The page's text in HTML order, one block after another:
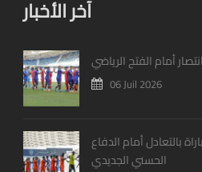
آخر الأخبار
أمام الفتح الرياضي
06 Juil 2026
بالتعادل أمام الدفاع
الحسني الجديدي